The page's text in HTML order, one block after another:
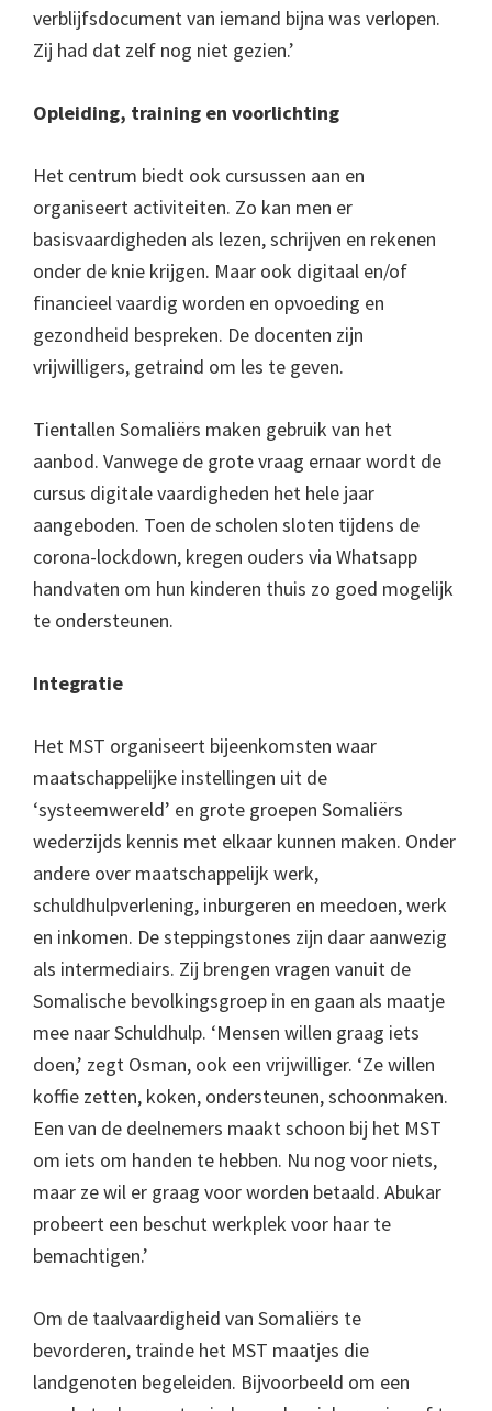
verblijfsdocument van iemand bijna was verlopen.
Zij had dat zelf nog niet gezien.’
Opleiding, training en voorlichting
Het centrum biedt ook cursussen aan en
organiseert activiteiten. Zo kan men er
basisvaardigheden als lezen, schrijven en rekenen
onder de knie krijgen. Maar ook digitaal en/of
financieel vaardig worden en opvoeding en
gezondheid bespreken. De docenten zijn
vrijwilligers, getraind om les te geven.
Tientallen Somaliërs maken gebruik van het
aanbod. Vanwege de grote vraag ernaar wordt de
cursus digitale vaardigheden het hele jaar
aangeboden. Toen de scholen sloten tijdens de
corona-lockdown, kregen ouders via Whatsapp
handvaten om hun kinderen thuis zo goed mogelijk
te ondersteunen.
Integratie
Het MST organiseert bijeenkomsten waar
maatschappelijke instellingen uit de
‘systeemwereld’ en grote groepen Somaliërs
wederzijds kennis met elkaar kunnen maken. Onder
andere over maatschappelijk werk,
schuldhulpverlening, inburgeren en meedoen, werk
en inkomen. De steppingstones zijn daar aanwezig
als intermediairs. Zij brengen vragen vanuit de
Somalische bevolkingsgroep in en gaan als maatje
mee naar Schuldhulp. ‘Mensen willen graag iets
doen,’ zegt Osman, ook een vrijwilliger. ‘Ze willen
koffie zetten, koken, ondersteunen, schoonmaken.
Een van de deelnemers maakt schoon bij het MST
om iets om handen te hebben. Nu nog voor niets,
maar ze wil er graag voor worden betaald. Abukar
probeert een beschut werkplek voor haar te
bemachtigen.’
Om de taalvaardigheid van Somaliërs te
bevorderen, trainde het MST maatjes die
landgenoten begeleiden. Bijvoorbeeld om een